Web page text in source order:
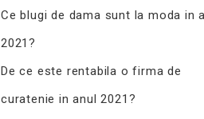
Ce blugi de dama sunt la moda in
2021?
De ce este rentabila o firma de
curatenie in anul 2021?